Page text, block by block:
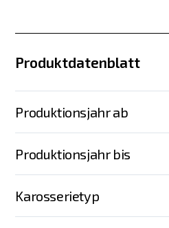
Produktdatenblatt
Produktionsjahr ab
Produktionsjahr bis
Karosserietyp